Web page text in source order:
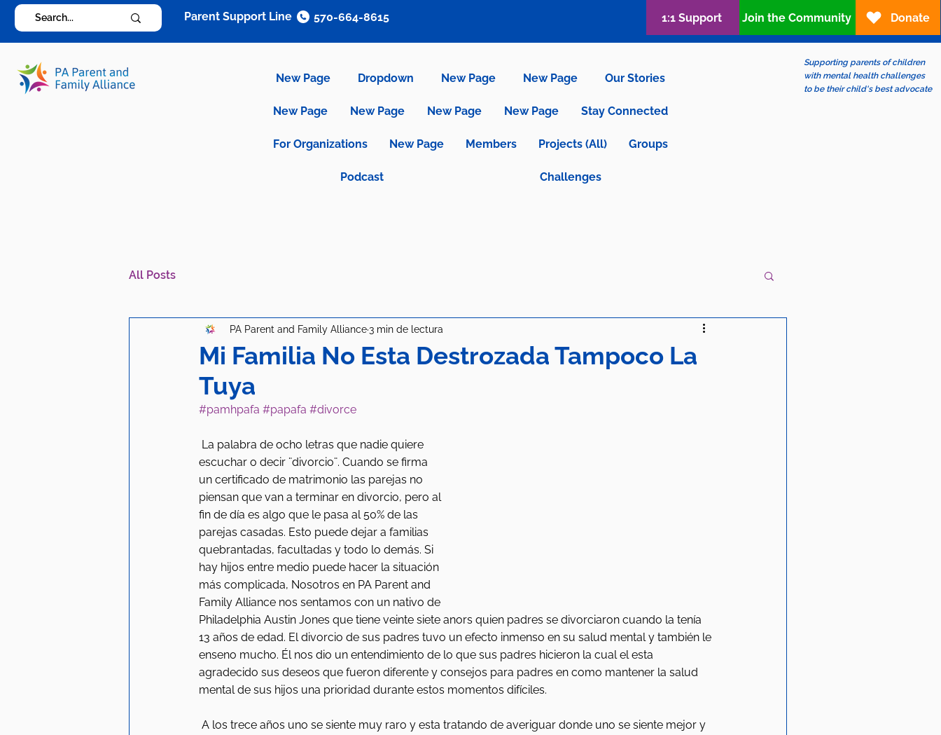
New Page Dropdown New Page New Page Our Stories
New Page New Page New Page New Page Stay Connected
For Organizations New Page Members Projects (All) Groups
Podcast Challenges
Supporting parents of children
with mental health challenges
to be their child's best advocate
Parent Support Line 570-664-8615 1:1 Support Join the Community Donate
All Posts
Mi Familia No Esta Destrozada Tampoco La
Tuya
PA Parent and Family Alliance3 min de lectura
#pamhpafa #papafa #divorce
La palabra de ocho letras que nadie quiere
escuchar o decir ¨divorcio¨. Cuando se firma
un certificado de matrimonio las parejas no
piensan que van a terminar en divorcio, pero al
fin de día es algo que le pasa al 50% de las
parejas casadas. Esto puede dejar a familias
quebrantadas, facultadas y todo lo demás. Si
hay hijos entre medio puede hacer la situación
más complicada, Nosotros en PA Parent and
Family Alliance nos sentamos con un nativo de
Philadelphia Austin Jones que tiene veinte siete anors quien padres se divorciaron cuando la tenía
13 años de edad. El divorcio de sus padres tuvo un efecto inmenso en su salud mental y también le
enseno mucho. Él nos dio un entendimiento de lo que sus padres hicieron la cual el esta
agradecido sus deseos que fueron diferente y consejos para padres en como mantener la salud
mental de sus hijos una prioridad durante estos momentos difíciles.
A los trece años uno se siente muy raro y esta tratando de averiguar donde uno se siente mejor y